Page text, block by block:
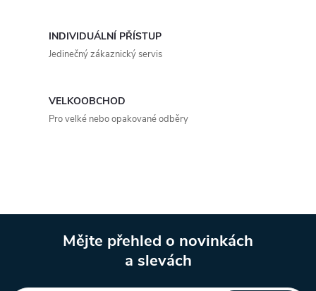
y
INDIVIDUÁLNÍ PŘÍSTUP
Jedinečný zákaznický servis
VELKOOBCHOD
Pro velké nebo opakované odběry
Mějte přehled o novinkách
a slevách